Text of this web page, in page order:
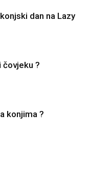
dan na Lazy
čovjeku ?
konjima ?